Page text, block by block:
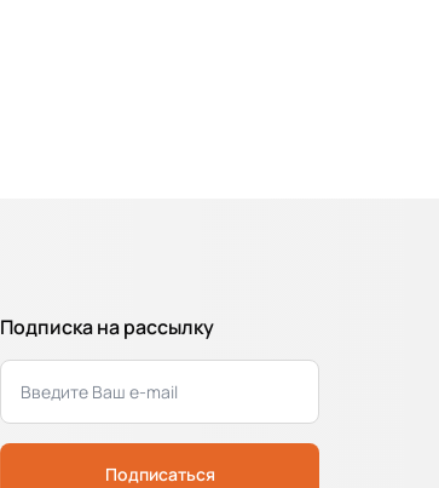
Подписка на рассылку
Подписаться